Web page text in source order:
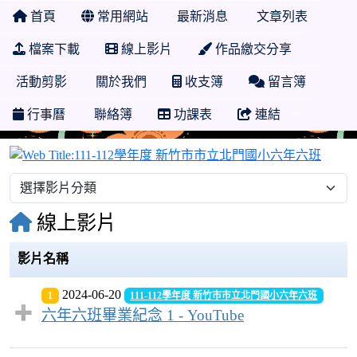
首頁 常用網站 最新消息 文章列表
檔案下載 線上影片 作品繳交分享
活動剪影 關於我們 收支簿 留言簿
行事曆 聯絡簿 功課表 連結
線上影片
影片名稱
1 2024-06-20 111-112學年度 新竹市市立北門國小六年六班
六年六班畢業紀念 1 - YouTube